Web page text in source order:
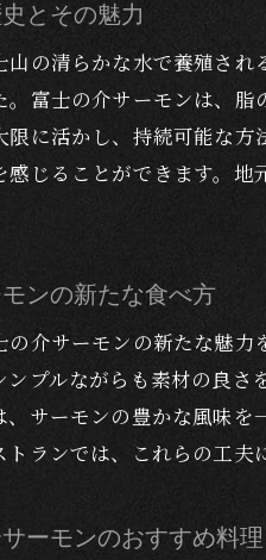
地元の
シンプ
ヘルシ
富士の
富士山
季節ご
富士の
感動の
河口湖駅周
とその魅力
の清らかな水で養殖さ
富士の介サーモンは、
に活かし、持続可能な
感じることができます。
ンの新たな食べ方
介サーモンの新たな魅
プルながらも素材の良
サーモンの豊かな風味
ランでは、これらの工
ーモンのおすすめ料理